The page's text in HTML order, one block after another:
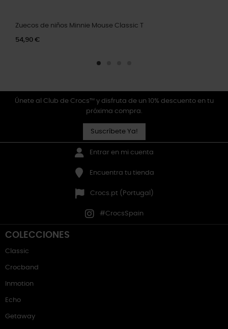
Zuecos de niños Minnie Mouse Classic T
54,90 €
Únete al Club de Crocs™ y disfruta de un 10% descuento en tu
próxima compra.
Suscríbete Ya!
Entrar en mi cuenta
Encuentra tu tienda
Crocs.pt (Portugal)
#CrocsSpain
COLECCIONES
Classic
Crocband
Inmotion
Echo
Getaway